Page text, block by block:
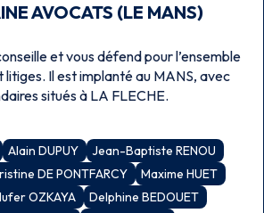
AVOCATS (LE MANS)
et vous défend pour l’ensemble
Il est implanté au MANS, avec
situés à LA FLECHE.
Alain DUPUY
Jean-Baptiste RENOU
DE PONTFARCY
Maxime HUET
OZKAYA
Delphine BEDOUET